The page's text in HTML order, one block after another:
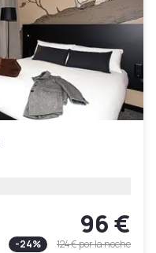
96 €
-24% 124 €por la noche